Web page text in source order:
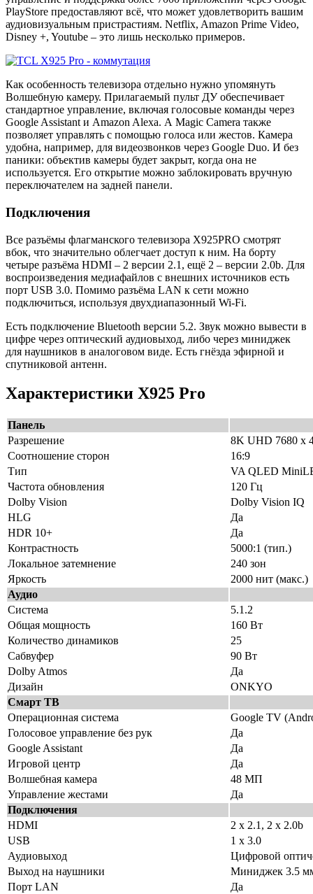
PlayStore предоставляют всё, что может удовлетворить вашим
аудиовизуальным пристрастиям. Netflix, Amazon Prime Video,
Disney +, Youtube – это лишь несколько примеров.
Как особенность телевизора отдельно нужно упомянуть
Волшебную камеру. Прилагаемый пульт ДУ обеспечивает
стандартное управление, включая голосовые команды через
Google Assistant и Amazon Alexa. А Magic Camera также
позволяет управлять с помощью голоса или жестов. Камера
удобна, например, для видеозвонков через Google Duo. И без
паники: объектив камеры будет закрыт, когда она не
используется. Его открытие можно заблокировать вручную
переключателем на задней панели.
Подключения
Все разъёмы флагманского телевизора X925PRO смотрят
вбок, что значительно облегчает доступ к ним. На борту
четыре разъёма HDMI – 2 версии 2.1, ещё 2 – версии 2.0b. Для
воспроизведения медиафайлов с внешних источников есть
порт USB 3.0. Помимо разъёма LAN к сети можно
подключиться, используя двухдиапазонный Wi-Fi.
Есть подключение Bluetooth версии 5.2. Звук можно вывести в
цифре через оптический аудиовыход, либо через миниджек
для наушников в аналоговом виде. Есть гнёзда эфирной и
спутниковой антенн.
Характеристики X925 Pro
Панель
Разрешение
8K UHD 7680 х
Соотношение сторон
16:9
Тип
VA QLED
Частота обновления
120 Гц
Dolby Vision
Dolby Vision IQ
HLG
Да
HDR 10+
Да
Контрастность
5000:1 (тип.)
Локальное затемнение
240 зон
Яркость
2000 нит (макс.)
Аудио
Система
5.1.2
Общая мощность
160 Вт
Количество динамиков
25
Сабвуфер
90 Вт
Dolby Atmos
Да
Дизайн
ONKYO
Смарт ТВ
Операционная система
Google TV
Голосовое управление без рук
Да
Google Assistant
Да
Игровой центр
Да
Волшебная камера
48 МП
Управление жестами
Да
Подключения
HDMI
2 х 2.1, 2 х 2.0b
USB
1 x 3.0
Аудиовыход
Цифровой
Выход на наушники
Миниджек 3.5
Порт LAN
Да